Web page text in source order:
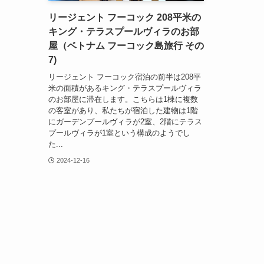
リージェント フーコック 208平米の
キング・テラスプールヴィラのお部
屋（ベトナム フーコック島旅行 その
7)
リージェント フーコック宿泊の前半は208平
米の面積があるキング・テラスプールヴィラ
のお部屋に滞在します。こちらは1棟に複数
の客室があり、私たちが宿泊した建物は1階
にガーデンプールヴィラが2室、2階にテラス
プールヴィラが1室という構成のようでし
た...
2024-12-16